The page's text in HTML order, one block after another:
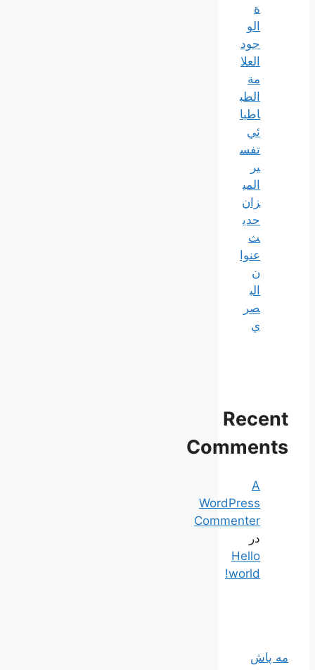
الو
جود
العلا
مة
الطب
اطبا
ئي
تفس
ير
المي
زان
حدي
ث
عنوا
ن
الب
صر
ي
Recent
Comments
A
WordPress
Commenter
در
Hello
world!
مه پاش